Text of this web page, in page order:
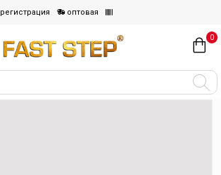
регистрация оптовая
0